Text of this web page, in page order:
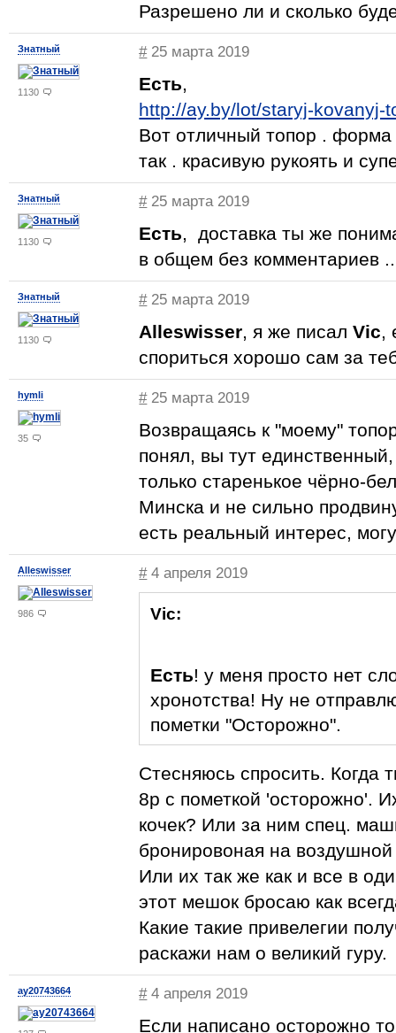
Разрешено ли и сколько
Знатный
1130
#25 марта 2019
Есть,
http://ay.by/lot/staryj-kovanyj-
Вот отличный топор .
так . красивую рукоять и
Знатный
1130
#25 марта 2019
Есть, доставка ты же
в общем без комментариев
Знатный
1130
#25 марта 2019
Alleswisser, я же писалVic,
спориться хорошо сам за
hymli
35
#25 марта 2019
Возвращаясь к "моему"
понял, вы тут
только старенькое чёрно-
Минска и не сильно
есть реальный интерес,
Alleswisser
986
#4 апреля 2019
Vic:
Есть! у меня просто нет
хронотства! Ну не
пометки "Осторожно".
Стесняюсь спросить. Когда
8р с пометкой 'осторожно'.
кочек? Или за ним спец.
бронировоная на
Или их так же как и все в
этот мешок бросаю как
Какие такие привелегии
раскажи нам о великий гуру.
ay20743664 #4 апреля 2019
Если написано осторожно